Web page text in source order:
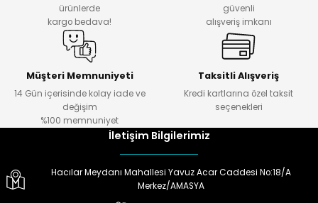
ürünlerde
kargo bedava!
güvenli
alışveriş imkanı
Müşteri Memnuniyeti
14 Gün içerisinde kolay iade ve
değişim
%100 memnuniyet
Taksitli Alışveriş
Kredi kartlarına özel taksit
seçenekleri
İletişim Bilgilerimiz
Hacılar Meydanı Mahallesi Yavuz Acar Caddesi No:18/A
Merkez/AMASYA